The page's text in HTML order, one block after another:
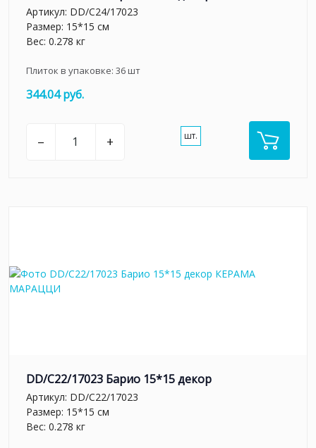
Артикул: DD/C24/17023
Размер: 15*15 см
Вес: 0.278 кг
Плиток в упаковке: 36шт
344.04 руб.
– + шт.
DD/C22/17023 Барио 15*15 декор
Артикул: DD/C22/17023
Размер: 15*15 см
Вес: 0.278 кг